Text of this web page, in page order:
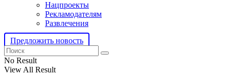
Нацпроекты
Рекламодателям
Развлечения
Предложить новость
No Result
View All Result